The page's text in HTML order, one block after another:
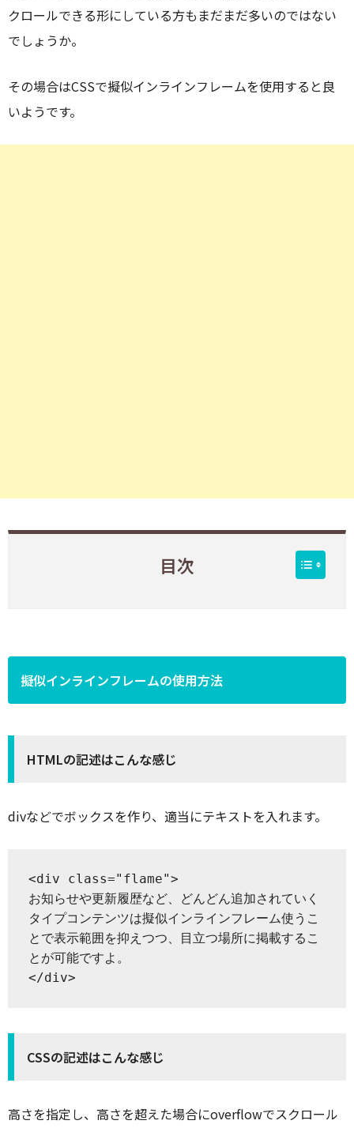
クロールできる形にしている方もまだまだ多いのではない
でしょうか。
その場合はCSSで擬似インラインフレームを使用すると良
いようです。
目次
擬似インラインフレームの使用方法
HTMLの記述はこんな感じ
divなどでボックスを作り、適当にテキストを入れます。
<div class="flame">
お知らせや更新履歴など、どんどん追加されていく
タイプコンテンツは擬似インラインフレーム使うこ
とで表示範囲を抑えつつ、目立つ場所に掲載するこ
とが可能ですよ。
</div>
CSSの記述はこんな感じ
高さを指定し、高さを超えた場合にoverflowでスクロール